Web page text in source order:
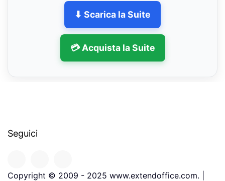
⬇ Scarica la Suite
💳 Acquista la Suite
Seguici
Copyright © 2009 - 2025 www.extendoffice.com. |